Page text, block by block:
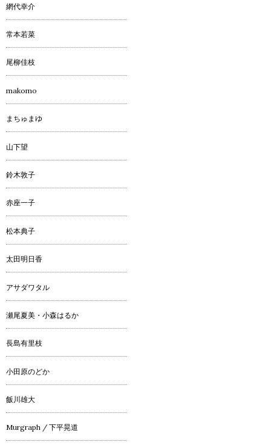
網代幸介
常本若菜
尾柳佳枝
makomo
まちゅまゆ
山下望
鈴木敦子
赤座一子
松本典子
太田明日香
アサダワタル
瀬尾夏美・小森はるか
長島有里枝
小田原のどか
飯川雄大
Murgraph / 下平晃道